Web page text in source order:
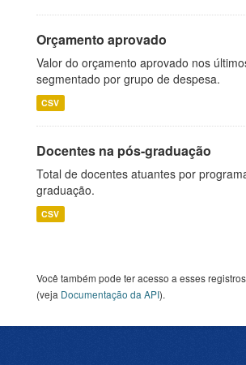
Orçamento aprovado
Valor do orçamento aprovado nos
segmentado por grupo de despesa.
CSV
Docentes na pós-graduação
Total de docentes atuantes por
graduação.
CSV
Você também pode ter acesso a esses
(veja Documentação da API).